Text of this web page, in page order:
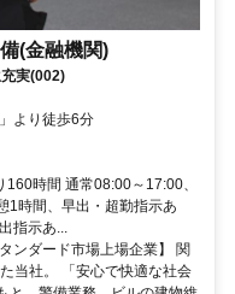
(金融機関)
実(002)
より徒歩6分
時間 通常08:00～17:00、
1時間、早出・超勤指示あ
指示あ...
ンダード市場上場企業】 関
当社。 「安心で快適な社会